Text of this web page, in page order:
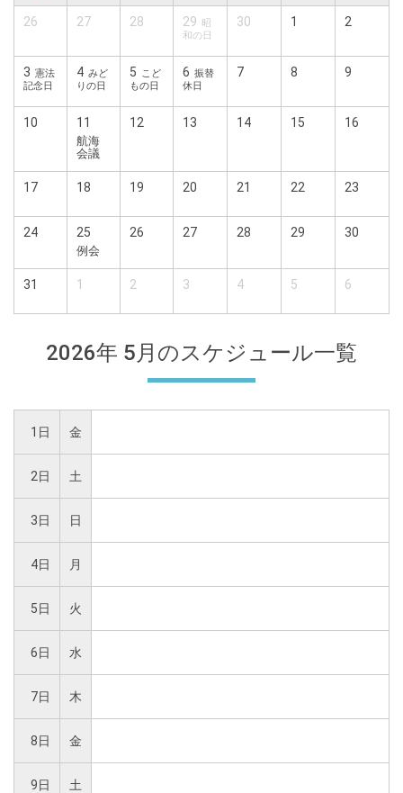
26 27 28 29 昭
和の日
30 1 2
3 憲法
記念日
4 みど
りの日
5 こど
もの日
6 振替
休日
7 8 9
10 11
航海
会議
12 13 14 15 16
17 18 19 20 21 22 23
24 25
例会
26 27 28 29 30
31 1 2 3 4 5 6
2026年 5月のスケジュール一覧
1日 金
2日 土
3日 日
4日 月
5日 火
6日 水
7日 木
8日 金
9日 土